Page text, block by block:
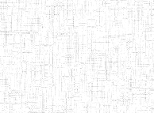
5 6 7 8
9